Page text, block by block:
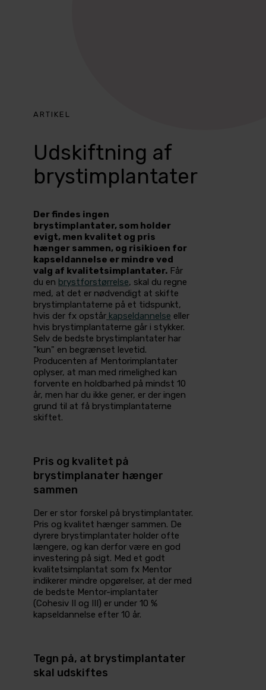
ARTIKEL
Udskiftning af
brystimplantater
Der findes ingen
brystimplantater, som holder
evigt, men kvalitet og pris
hænger sammen, og risikioen for
kapseldannelse er mindre ved
valg af kvalitetsimplantater. Får
du en brystforstørrelse, skal du regne
med, at det er nødvendigt at skifte
brystimplantaterne på et tidspunkt,
hvis der fx opstår kapseldannelse eller
hvis brystimplantaterne går i stykker.
Selv de bedste brystimplantater har
"kun" en begrænset levetid.
Producenten af Mentorimplantater
oplyser, at man med rimelighed kan
forvente en holdbarhed på mindst 10
år, men har du ikke gener, er der ingen
grund til at få brystimplantaterne
skiftet.
Pris og kvalitet på
brystimplanater hænger
sammen
Der er stor forskel på brystimplantater.
Pris og kvalitet hænger sammen. De
dyrere brystimplantater holder ofte
længere, og kan derfor være en god
investering på sigt. Med et godt
kvalitetsimplantat som fx Mentor
indikerer mindre opgørelser, at der med
de bedste Mentor-implantater
(Cohesiv II og III) er under 10 %
kapseldannelse efter 10 år.
Tegn på, at brystimplantater
skal udskiftes